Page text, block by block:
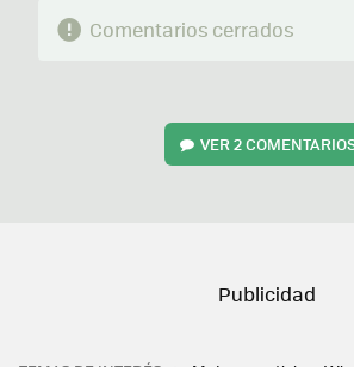
Comentarios cerrados
VER2